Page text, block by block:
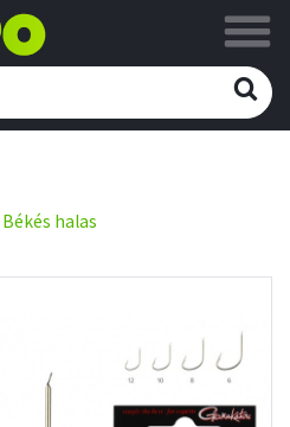
Békés halas